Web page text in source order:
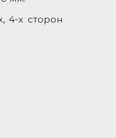
4-х сторон